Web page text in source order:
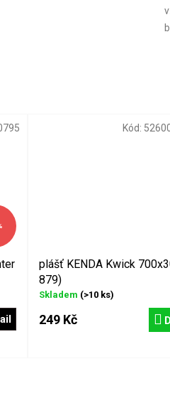
plášť KENDA Kwick
879)
Skladem (>10 ks)
249 Kč
Kód: